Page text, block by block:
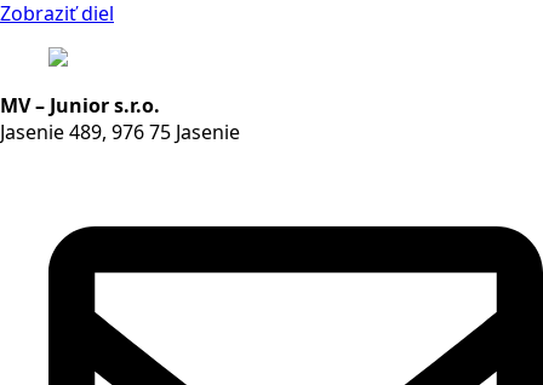
Zobraziť diel
MV – Junior s.r.o.
Jasenie 489, 976 75 Jasenie